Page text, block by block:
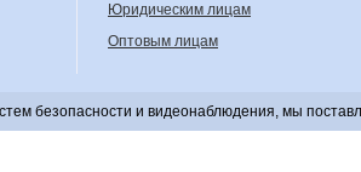
Юридическим лицам
Оптовым лицам
безопасности и видеонаблюдения, мы